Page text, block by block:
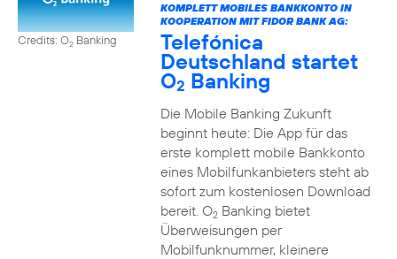
Credits: O2 Banking
KOMPLETT MOBILES BANKKONTO IN
KOOPERATION MIT FIDOR BANK AG:
Telefónica
Deutschland startet
O2 Banking
Die Mobile Banking Zukunft
beginnt heute: Die App für das
erste komplett mobile Bankkonto
eines Mobilfunkanbieters steht ab
sofort zum kostenlosen Download
bereit. O2Banking bietet
Überweisungen per
Mobilfunknummer, kleinere